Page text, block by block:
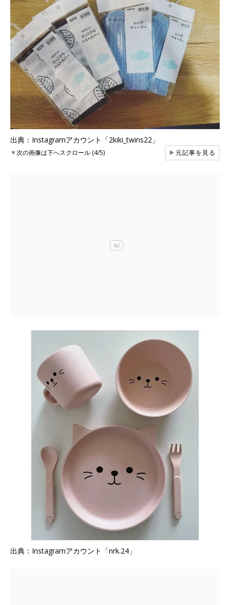
出典：Instagramアカウント「2kiki_twins22」
▼次の画像は下へスクロール (4/5) ▶元記事を見る
出典：Instagramアカウント「nrk.24」